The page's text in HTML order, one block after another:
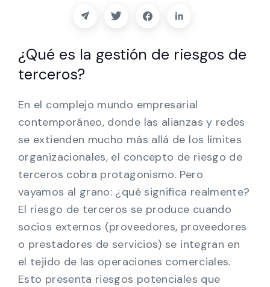
Blog
Ayuda
Español
Solicitar una demostración
¿Qué es la gestión de riesgos de
terceros?
En el complejo mundo empresarial
contemporáneo, donde las alianzas y redes
se extienden mucho más allá de los límites
organizacionales, el concepto de riesgo de
terceros cobra protagonismo. Pero
vayamos al grano: ¿qué significa realmente?
El riesgo de terceros se produce cuando
socios externos (proveedores, proveedores
o prestadores de servicios) se integran en
el tejido de las operaciones comerciales.
Esto presenta riesgos potenciales que